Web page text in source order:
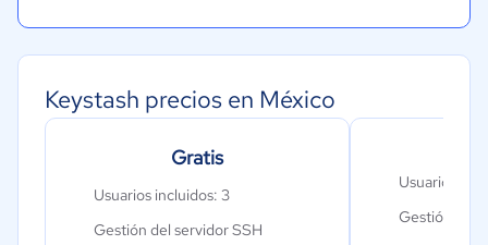
Keystash precios en México
Gratis
Usuarios incluidos: 3
Gestión del servidor SSH
Usuarios
Gestión del